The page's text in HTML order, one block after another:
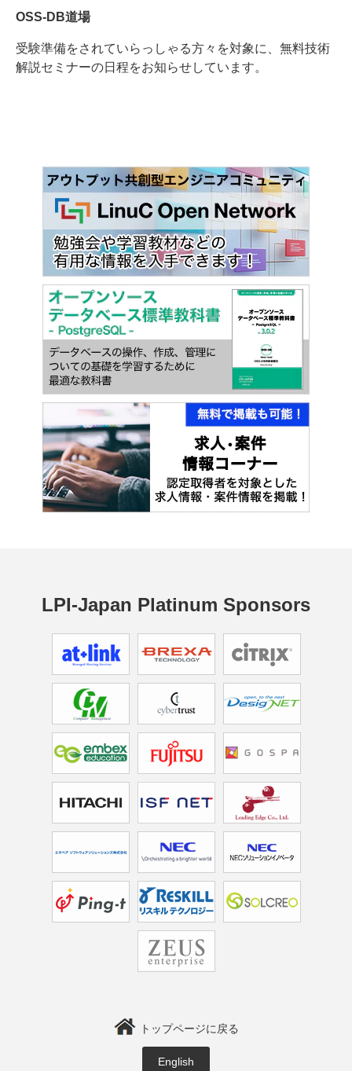
OSS-DB道場
受験準備をされていらっしゃる方々を対象に、無料技術
解説セミナーの日程をお知らせしています。
LPI-Japan Platinum Sponsors
トップページに戻る
English